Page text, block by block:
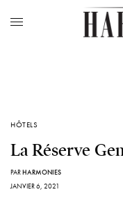
HÔTELS
La Réserve
PARHARMONIES
JANVIER 6, 2021